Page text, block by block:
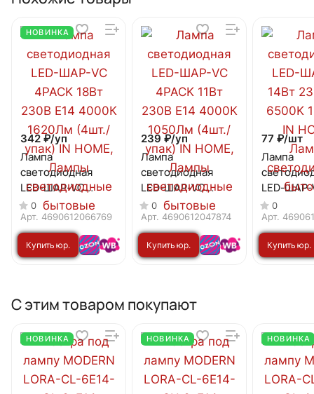
НОВИНКА
342 ₽/уп
Лампа
светодиодная
LED-ШАР-VC
4PACK 18Вт 230В
Е14 4000К 1620Лм
(4шт./упак) IN
HOME
0
Арт. 4690612066769
Купить юр.
239 ₽/уп
Лампа
светодиодная
LED-ШАР-VC
4PACK 11Вт 230В
Е14 4000К 1050Лм
(4шт./упак) IN
HOME
0
Арт. 4690612047874
Купить юр.
77 ₽/шт
Лампа
LED-ШАР-
230В E14
1330Лм IN
0
Арт.
Купить юр.
С этим товаром покупают
НОВИНКА НОВИНКА НОВИНКА